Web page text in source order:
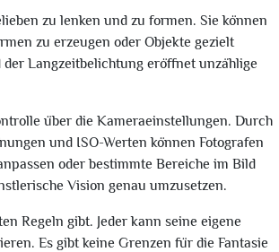
zu lenken und zu formen. Sie können
zu erzeugen oder Objekte gezielt
Langzeitbelichtung eröffnet unzählige
über die Kameraeinstellungen. Durch
und ISO-Werten können Fotografen
oder bestimmte Bereiche im Bild
Vision genau umzusetzen.
Regeln gibt. Jeder kann seine eigene
Es gibt keine Grenzen für die Fantasie